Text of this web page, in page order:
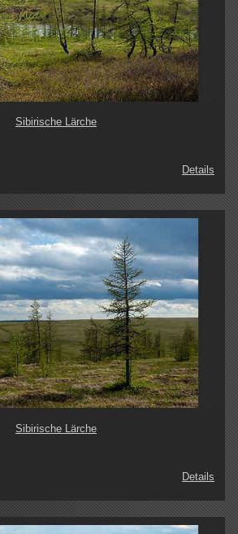
Sibirische Lärche
Details
Sibirische Lärche
Details